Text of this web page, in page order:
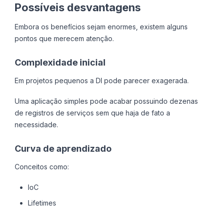
Possíveis desvantagens
Embora os benefícios sejam enormes, existem alguns
pontos que merecem atenção.
Complexidade inicial
Em projetos pequenos a DI pode parecer exagerada.
Uma aplicação simples pode acabar possuindo dezenas
de registros de serviços sem que haja de fato a
necessidade.
Curva de aprendizado
Conceitos como:
IoC
Lifetimes